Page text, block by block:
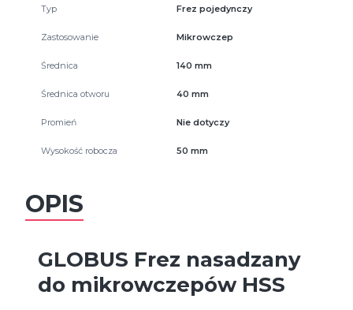
Typ Frez pojedynczy
Zastosowanie Mikrowczep
Średnica 140 mm
Średnica otworu 40 mm
Promień Nie dotyczy
Wysokość robocza 50 mm
OPIS
GLOBUS Frez nasadzany
do mikrowczepów HSS